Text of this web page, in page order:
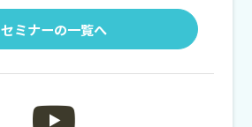
セミナーの一覧へ